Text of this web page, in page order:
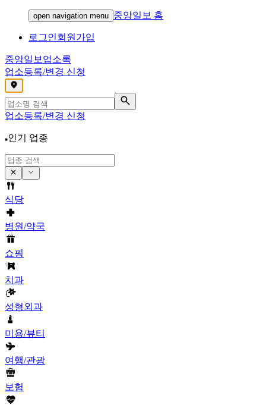
open navigation menu 중앙일보 홈
로그인회원가입
중앙일보 업소록
업소등록/변경 신청
,
업소등록/변경 신청
인기 업종
식당
병원/약국
쇼핑
치과
성형외과
미용/뷰티
여행/관광
보험